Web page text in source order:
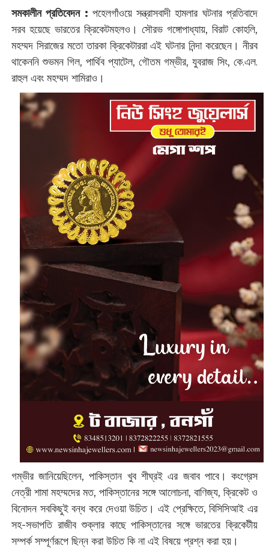
সমকালীন প্রতিবেদন : ‌পহেলগাঁওয়ে সন্ত্রাসবাদী হামলার ঘটনার প্রতিবাদে
সরব হয়েছে ভারতের ক্রিকেটমহলও। সৌরভ গঙ্গোপাধ্যায়, বিরাট কোহলি,
মহম্মদ সিরাজের মতো তারকা ক্রিকেটাররা এই ঘটনার নিন্দা করেছেন। নীরব
থাকেননি শুভমন গিল, পার্থিব প্যাটেল, গৌতম গম্ভীর, যুবরাজ সিং, কে.এল.
রাহুল এবং মহম্মদ শামিরাও।
গম্ভীর জানিয়েছিলেন, পাকিস্তান খুব শীঘ্রই এর জবাব পাবে। কংগ্রেস
নেত্রী শামা মহম্মদের মত, পাকিস্তানের সঙ্গে আলোচনা, বাণিজ্য, ক্রিকেট ও
বিনোদন সবকিছুই বন্ধ করে দেওয়া উচিত। এই প্রেক্ষিতে, বিসিসিআই এর
সহ-সভাপতি রাজীব শুক্লার কাছে পাকিস্তানের সঙ্গে ভারতের ক্রিকেটীয়
সম্পর্ক সম্পূর্ণরূপে ছিন্ন করা উচিত কি না এই বিষয়ে প্রশ্ন করা হয়।